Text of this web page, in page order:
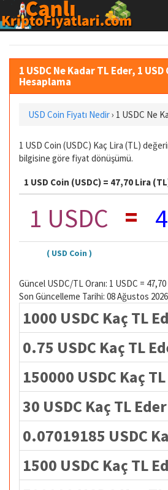
1 USDC Ne Kadar TL Eder, 1
Hesaplama
USD Coin Fiyatı Nedir› 1 USDC Ne
1 USD Coin (USDC) Kaç Lira (TL)
bilgisine göre fiyat dönüşümü.
1 USD Coin (USDC) = 47,70 Lira
1 USDC =
( USD Coin )
Güncel USDC/TL Oranı: 1 USDC =
Son Güncelleme Tarihi: 08 Ağustos
1000 USDC Kaç TL
0.75 USDC Kaç TL
150000 USDC Kaç
30 USDC Kaç TL Eder
0.07019185 USDC
1500 USDC Kaç TL